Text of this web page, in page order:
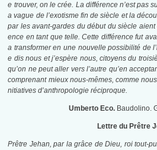
e trouver, on le crée. La différence n’est pas
a vague de l’exotisme fin de siècle et la
par les avant-gardes du début du siècle
ence en tant que telle. Cette différence fut
a transformer en une nouvelle possibilité de
e dis nous et j’espère nous, citoyens du
qu’on ne peut aller vers l’autre qu’en
comprenant mieux nous-mêmes, comme
nitiatives d’anthropologie réciproque.
Umberto Eco. Baudolino.
Lettre du Prêtre
Prêtre Jehan, par la grâce de Dieu, roi tout-